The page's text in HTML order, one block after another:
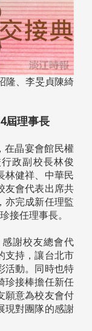
隆、李旻貞陳綺
屆理事長
在晶宴會館民權
政副校長林俊
林健祥、中華民
友會代表出席共
亦完成新任理監
接任理事長。
謝校友總會代
支持，讓台北市
活動。同時也特
珍接棒擔任新任
願意為校友會付
現對團隊的感謝